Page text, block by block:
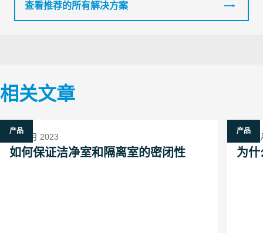
查看推荐的所有解决方案
相关文章
产品
18 一月 2023
如何保证洁净室和隔离室的密闭性
产品
9 十二
为